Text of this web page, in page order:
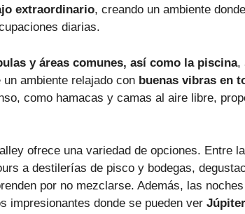
extraordinario, creando un ambiente
diarias.
y áreas comunes, así como la piscina,
ambiente relajado con buenas vibras en
como hamacas y camas al aire libre,
ofrece una variedad de opciones. Entre
a destilerías de pisco y bodegas,
por no mezclarse. Además, las
impresionantes donde se pueden ver